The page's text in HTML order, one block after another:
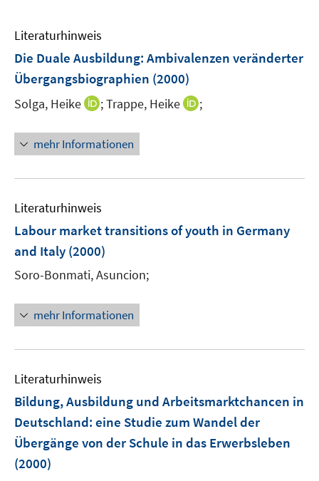
Literaturhinweis
Die Duale Ausbildung: Ambivalenzen veränderter
Übergangsbiographien (2000)
Solga, Heike
I
n
e
m
e
n
s
e
r
f
n
e
n
;Trappe, Heike
I
e
e
n
;
mehr Informationen
Literaturhinweis
Labour market transitions of youth in Germany
and Italy (2000)
Soro-Bonmati, Asuncion;
mehr Informationen
Literaturhinweis
Bildung, Ausbildung und Arbeitsmarktchancen in
Deutschland: eine Studie zum Wandel der
Übergänge von der Schule in das Erwerbsleben
(2000)